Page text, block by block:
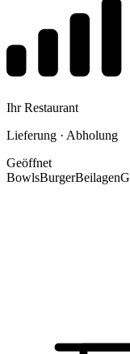
Ihr Restaurant
Lieferung · Abholung
Geöffnet
BowlsBurgerBeilagen